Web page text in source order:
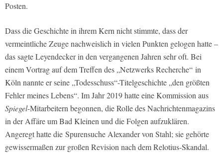
Posten.
Dass die Geschichte in ihrem Kern nicht stimmte, dass der
vermeintliche Zeuge nachweislich in vielen Punkten gelogen hatte –
das sagte Leyendecker in den vergangenen Jahren sehr oft. Bei
einem Vortrag auf dem Treffen des „Netzwerks Recherche“ in
Köln nannte er seine „Todesschuss“-Titelgeschichte „den größten
Fehler meines Lebens“. Im Jahr 2019 hatte eine Kommission aus
Spiegel-Mitarbeitern begonnen, die Rolle des Nachrichtenmagazins
in der Affäre um Bad Kleinen und die Folgen aufzuklären.
Angeregt hatte die Spurensuche Alexander von Stahl; sie gehörte
gewissermaßen zur großen Revision nach dem Relotius-Skandal.